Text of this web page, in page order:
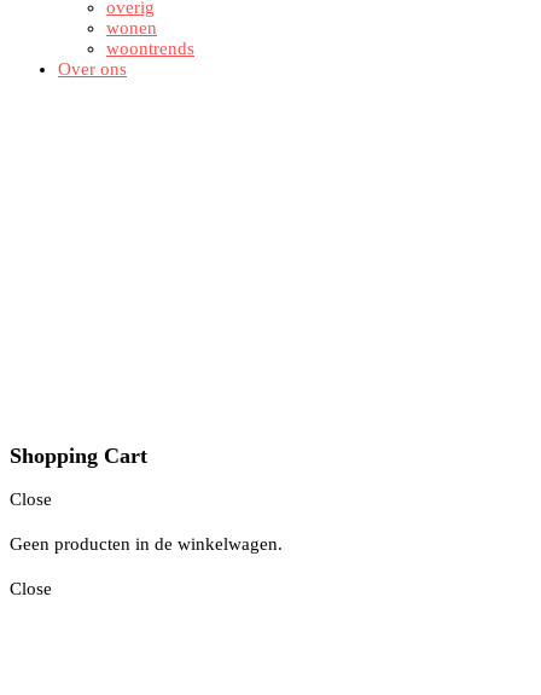
overig
wonen
woontrends
Over ons
Shopping Cart
Close
Geen producten in de winkelwagen.
Close